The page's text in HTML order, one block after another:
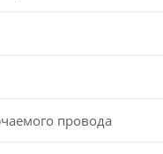
провода